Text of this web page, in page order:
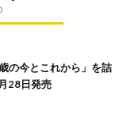
28日発売